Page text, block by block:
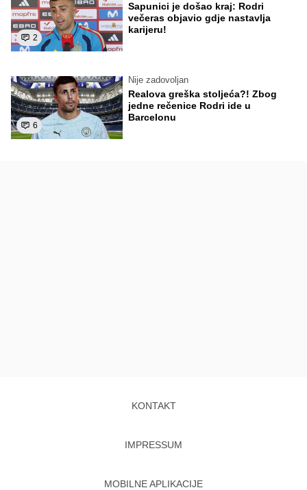
2
Sapunici je došao kraj: Rodri
večeras objavio gdje nastavlja
karijeru!
6
Nije zadovoljan
Realova greška stoljeća?! Zbog
jedne rečenice Rodri ide u
Barcelonu
KONTAKT
IMPRESSUM
MOBILNE APLIKACIJE